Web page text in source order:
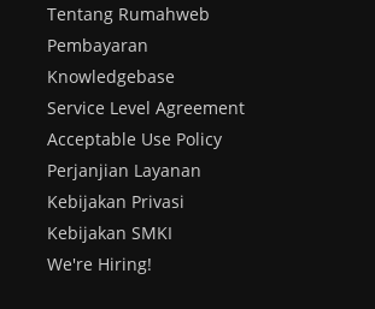
Tentang Rumahweb
Pembayaran
Knowledgebase
Service Level Agreement
Acceptable Use Policy
Perjanjian Layanan
Kebijakan Privasi
Kebijakan SMKI
We're Hiring!